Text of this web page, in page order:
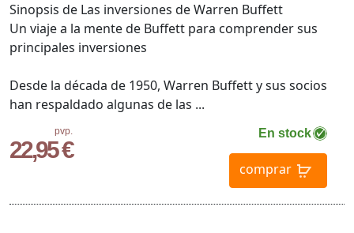
pvp.
22,95 €
En stock
comprar
Sinopsis de Las inversiones de Warren Buffett
Un viaje a la mente de Buffett para comprender sus
principales inversiones
Desde la década de 1950, Warren Buffett y sus socios
han respaldado algunas de las ...